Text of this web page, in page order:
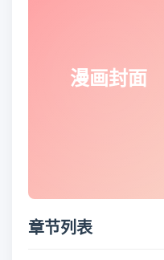
漫画封面
章节列表